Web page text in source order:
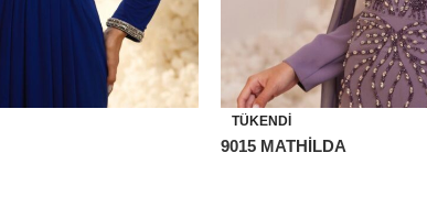
TÜKENDI
9015 MATHİLDA